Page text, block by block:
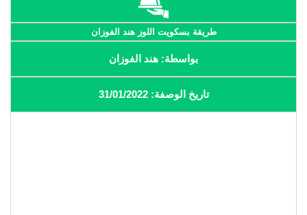
طريقة بسكويت اللوز هند الفوزان
بواسطة: هند الفوزان
تاريخ الوصفة: 31/01/2022